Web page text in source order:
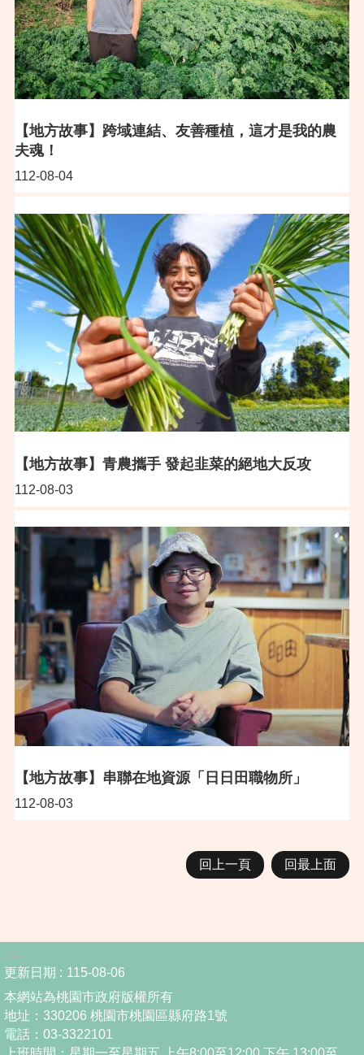
【地方故事】跨域連結、友善種植，這才是我的農
夫魂！
112-08-04
【地方故事】青農攜手 發起韭菜的絕地大反攻
112-08-03
【地方故事】串聯在地資源「日日田職物所」
112-08-03
回上一頁 回最上面
:::
更新日期
115-08-06
本網站為桃園市政府版權所有
地址：330206 桃園市桃園區縣府路1號
電話：03-3322101